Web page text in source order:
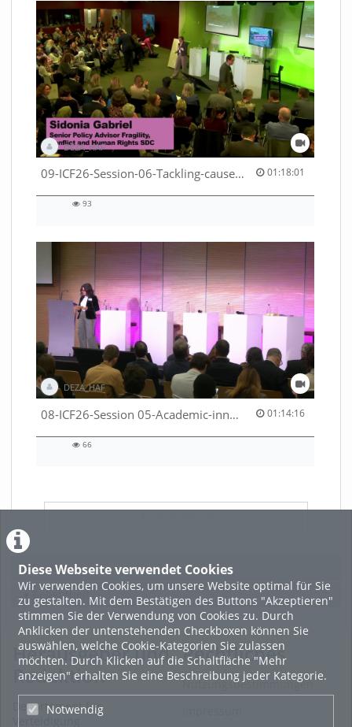
Diese Webseite verwendet Cookies
Wir verwenden Cookies, um unsere Website optimal für Sie
zu gestalten. Mit dem Bestätigen des Buttons "Akzeptieren"
stimmen Sie der Verwendung von Cookies zu. Durch
Anklicken der untenstehenden Checkboxen können Sie
auswählen, welche Cookie-Kategorien Sie zulassen
möchten. Durch Klicken auf die Schaltfläche "Mehr
anzeigen" erhalten Sie eine Beschreibung jeder Kategorie.
Notwendig
DEZA_HAF
09-ICF26-Session-06-Tackling-causes-of-crises-not-symptoms-53529531690001791 01:18:01
01:18:01 duration
93
DEZA_HAF
08-ICF26-Session 05-Academic-innovation-meets-international-cooperation-53529531670001791 01:14:16
01:14:16 duration
66
Featured
Beliebtheit
Herausgeber und
Redaktion
Departement für
Rechtliches
Nutzungsbestimmungen